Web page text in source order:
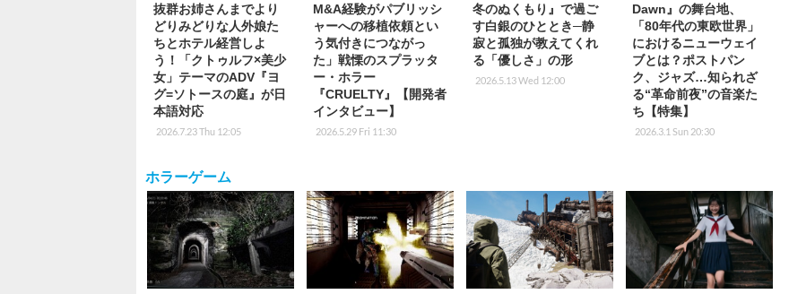
抜群お姉さんまでより
どりみどりな人外娘た
ちとホテル経営しよ
う！「クトゥルフ×美少
女」テーマのADV『ヨ
グ=ソトースの庭』が日
本語対応
2026.7.23 Thu 12:05
M&A経験がパブリッシ
ャーへの移植依頼とい
う気付きにつながっ
た」戦慄のスプラッタ
ー・ホラー
『CRUELTY』【開発者
インタビュー】
2026.5.29 Fri 11:30
冬のぬくもり』で過ご
す白銀のひととき─静
寂と孤独が教えてくれ
る「優しさ」の形
2026.5.13 Wed 12:00
Dawn』の舞台地、
「80年代の東欧世界」
におけるニューウェイ
ブとは？ポストパン
ク、ジャズ…知られざ
る“革命前夜”の音楽た
ち【特集】
2026.3.1 Sun 20:30
ホラーゲーム